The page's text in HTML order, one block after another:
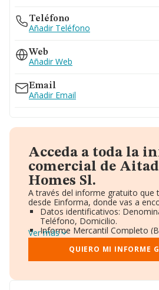
Teléfono
Añadir Teléfono
Web
Añadir Web
Email
Añadir Email
Acceda a toda la
comercial de
Homes Sl.
A través del informe gratuito que
desde Einforma, donde vas a
Datos identificativos:
Teléfono, Domicilio.
Informe Mercantil Completo
Gráficos de Evolución Ventas
Consejo de Administración y
Directivos y Ejecutivos.
Ver más
QUIERO MI INFORME